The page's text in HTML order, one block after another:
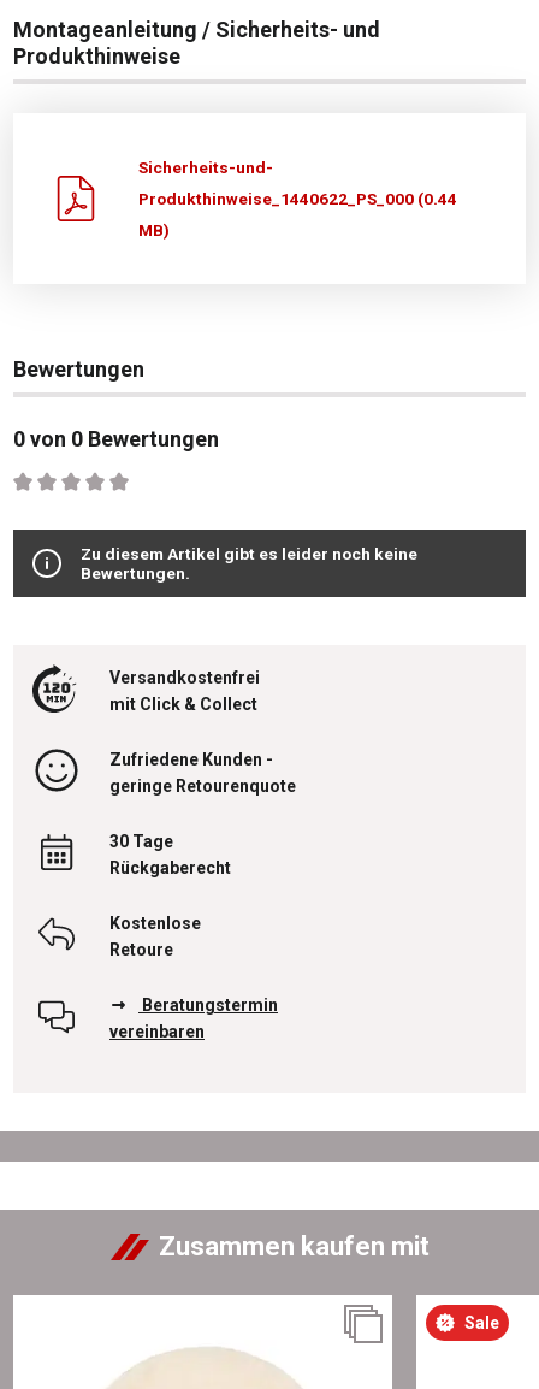
Montageanleitung / Sicherheits- und
Produkthinweise
Sicherheits-und-
Produkthinweise_1440622_PS_000 (0.44
MB)
Bewertungen
0 von 0 Bewertungen
Durchschnittliche Bewertung von 0 von 5 Sternen
Zu diesem Artikel gibt es leider noch keine
Bewertungen.
Versandkostenfrei
mit Click & Collect
Zufriedene Kunden -
geringe Retourenquote
30 Tage
Rückgaberecht
Kostenlose
Retoure
Beratungstermin
vereinbaren
Zusammen kaufen mit
Sale